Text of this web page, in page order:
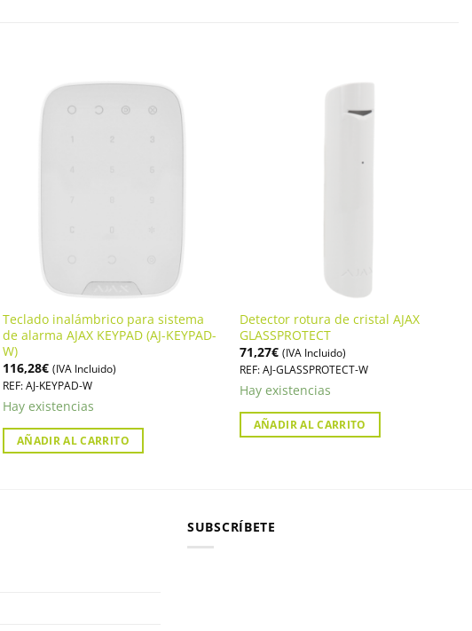
Teclado inalámbrico para sistema
de alarma AJAX KEYPAD (AJ-KEYPAD-
W)
116,28€ (IVA Incluido)
REF: AJ-KEYPAD-W
Hay existencias
AÑADIR AL CARRITO
Detector rotura de cristal AJAX
GLASSPROTECT
71,27€ (IVA Incluido)
REF: AJ-GLASSPROTECT-W
Hay existencias
AÑADIR AL CARRITO
SUBSCRÍBETE